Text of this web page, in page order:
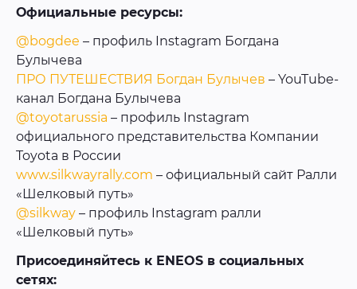
Официальные ресурсы:
@bogdee – профиль Instagram Богдана
Булычева
ПРО ПУТЕШЕСТВИЯ Богдан Булычев – YouTube-
канал Богдана Булычева
@toyotarussia – профиль Instagram
официального представительства Компании
Toyota в России
www.silkwayrally.com – официальный сайт Ралли
«Шелковый путь»
@silkway – профиль Instagram ралли
«Шелковый путь»
Присоединяйтесь к ENEOS в социальных
сетях: